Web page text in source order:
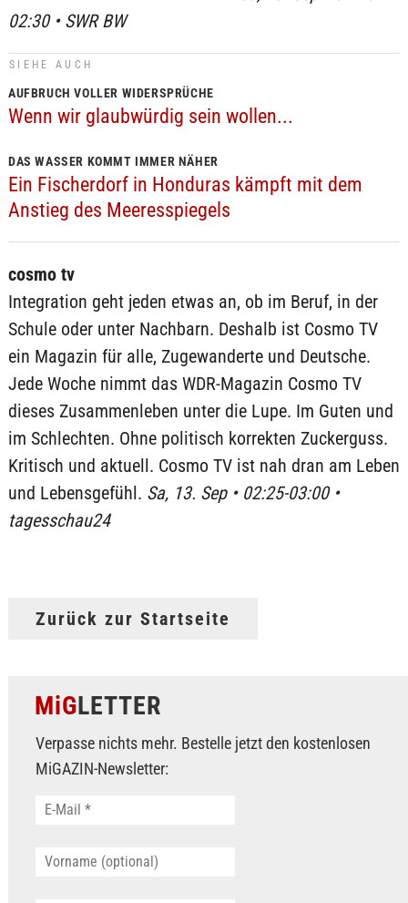
02:30 • SWR BW
SIEHE AUCH
AUFBRUCH VOLLER WIDERSPRÜCHE
Wenn wir glaubwürdig sein wollen...
DAS WASSER KOMMT IMMER NÄHER
Ein Fischerdorf in Honduras kämpft mit dem
Anstieg des Meeresspiegels
cosmo tv
Integration geht jeden etwas an, ob im Beruf, in der
Schule oder unter Nachbarn. Deshalb ist Cosmo TV
ein Magazin für alle, Zugewanderte und Deutsche.
Jede Woche nimmt das WDR-Magazin Cosmo TV
dieses Zusammenleben unter die Lupe. Im Guten und
im Schlechten. Ohne politisch korrekten Zuckerguss.
Kritisch und aktuell. Cosmo TV ist nah dran am Leben
und Lebensgefühl. Sa, 13. Sep • 02:25-03:00 •
tagesschau24
Zurück zur Startseite
MiGLETTER
Verpasse nichts mehr. Bestelle jetzt den kostenlosen
MiGAZIN-Newsletter: